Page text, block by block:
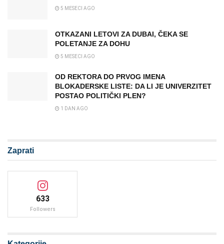
5 MESECI AGO
OTKAZANI LETOVI ZA DUBAI, ČEKA SE
POLETANJE ZA DOHU
5 MESECI AGO
OD REKTORA DO PRVOG IMENA
BLOKADERSKE LISTE: DA LI JE UNIVERZITET
POSTAO POLITIČKI PLEN?
1 DAN AGO
Zaprati
633
Followers